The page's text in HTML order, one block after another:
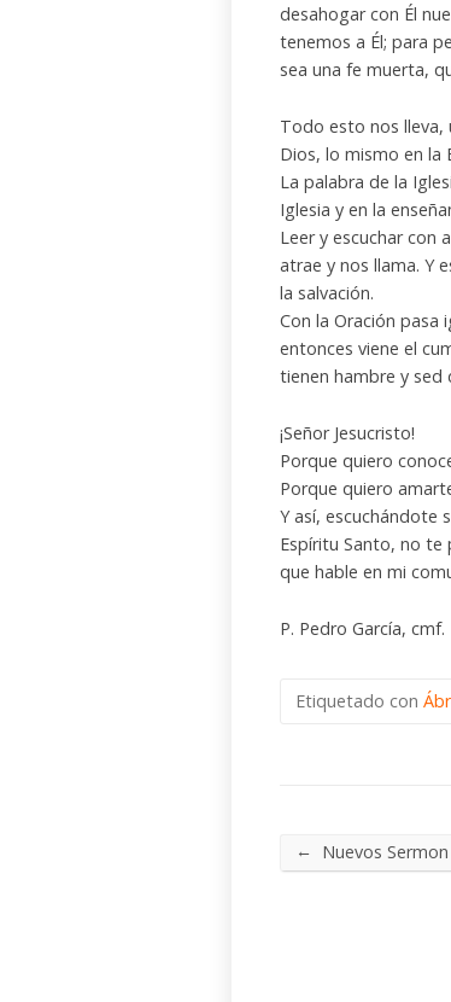
desahogar con Él
tenemos a Él; para
sea una fe muerta,
Todo esto nos lleva,
Dios, lo mismo en la
La palabra de la
Iglesia y en la
Leer y escuchar con
atrae y nos llama. Y
la salvación.
Con la Oración pasa
entonces viene el
tienen hambre y sed
¡Señor Jesucristo!
Porque quiero
Porque quiero
Y así, escuchándote
Espíritu Santo, no
que hable en mi
P. Pedro García, cmf.
Etiquetado con
← Nuevos Sermon